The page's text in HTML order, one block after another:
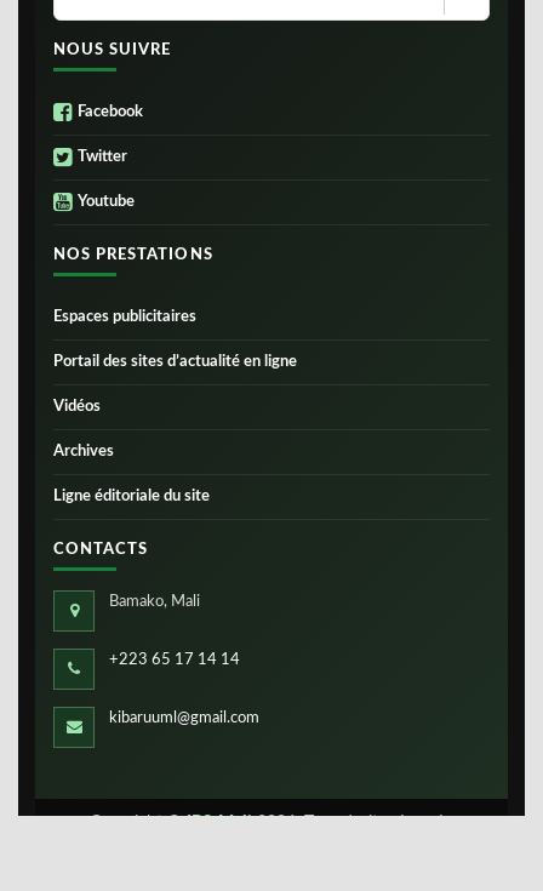
NOUS SUIVRE
Facebook
Twitter
Youtube
NOS PRESTATIONS
Espaces publicitaires
Portail des sites d’actualité en ligne
Vidéos
Archives
Ligne éditoriale du site
CONTACTS
Bamako, Mali
+223 65 17 14 14
kibaruuml@gmail.com